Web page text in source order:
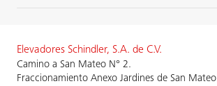
Elevadores Schindler, S.A. de C.V.
Camino a San Mateo N° 2.
Fraccionamiento Anexo Jardines de San Mateo